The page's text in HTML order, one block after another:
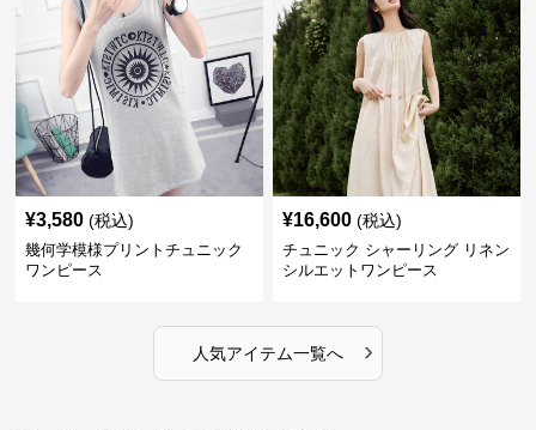
¥3,580 (税込)
幾何学模様プリントチュニック
ワンピース
¥16,600 (税込)
チュニック シャーリング リネン
シルエットワンピース
人気アイテム一覧へ ›